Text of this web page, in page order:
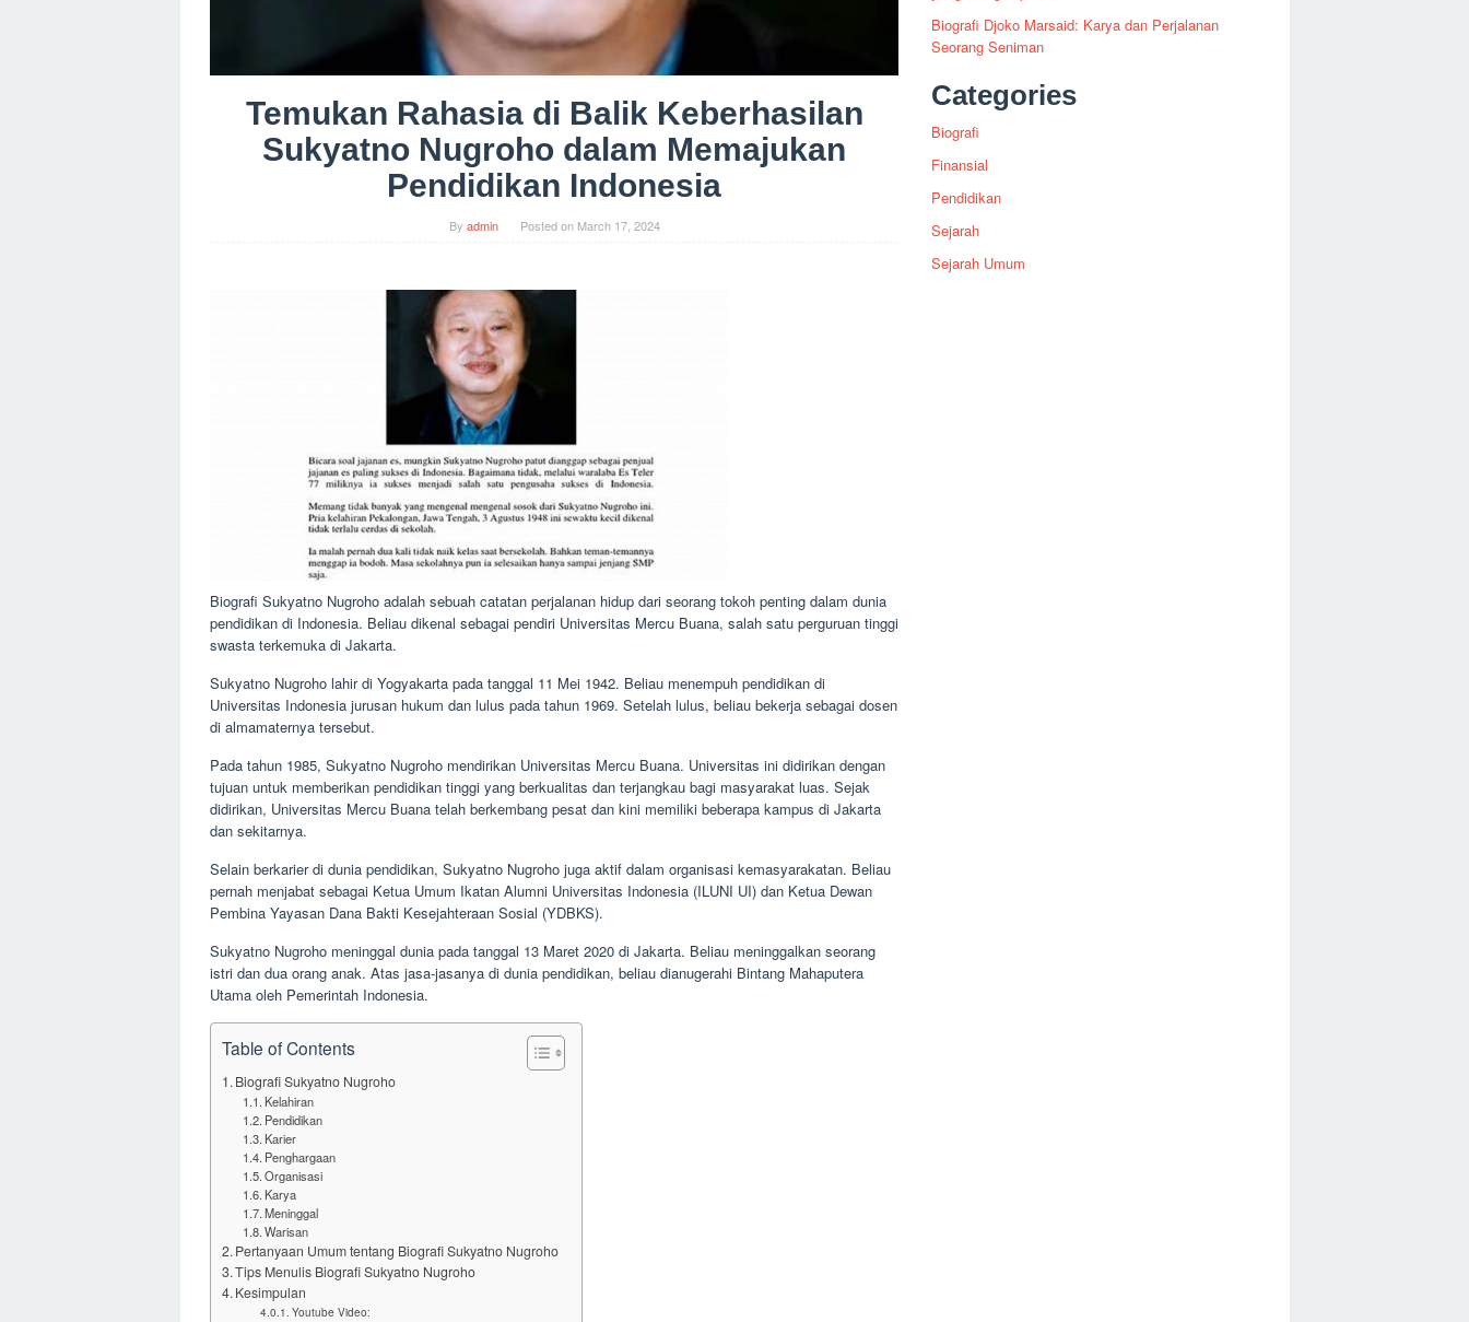
Temukan Rahasia di Balik Keberhasilan
Sukyatno Nugroho dalam Memajukan
Pendidikan Indonesia
By admin Posted on March 17, 2024
Biografi Sukyatno Nugroho adalah sebuah catatan perjalanan hidup dari seorang tokoh penting dalam dunia
pendidikan di Indonesia. Beliau dikenal sebagai pendiri Universitas Mercu Buana, salah satu perguruan tinggi
swasta terkemuka di Jakarta.
Sukyatno Nugroho lahir di Yogyakarta pada tanggal 11 Mei 1942. Beliau menempuh pendidikan di
Universitas Indonesia jurusan hukum dan lulus pada tahun 1969. Setelah lulus, beliau bekerja sebagai dosen
di almamaternya tersebut.
Pada tahun 1985, Sukyatno Nugroho mendirikan Universitas Mercu Buana. Universitas ini didirikan dengan
tujuan untuk memberikan pendidikan tinggi yang berkualitas dan terjangkau bagi masyarakat luas. Sejak
didirikan, Universitas Mercu Buana telah berkembang pesat dan kini memiliki beberapa kampus di Jakarta
dan sekitarnya.
Selain berkarier di dunia pendidikan, Sukyatno Nugroho juga aktif dalam organisasi kemasyarakatan. Beliau
pernah menjabat sebagai Ketua Umum Ikatan Alumni Universitas Indonesia (ILUNI UI) dan Ketua Dewan
Pembina Yayasan Dana Bakti Kesejahteraan Sosial (YDBKS).
Sukyatno Nugroho meninggal dunia pada tanggal 13 Maret 2020 di Jakarta. Beliau meninggalkan seorang
istri dan dua orang anak. Atas jasa-jasanya di dunia pendidikan, beliau dianugerahi Bintang Mahaputera
Utama oleh Pemerintah Indonesia.
Table of Contents
Biografi Sukyatno Nugroho
Kelahiran
Pendidikan
Karier
Penghargaan
Organisasi
Karya
Meninggal
Warisan
Pertanyaan Umum tentang Biografi Sukyatno Nugroho
Tips Menulis Biografi Sukyatno Nugroho
Kesimpulan
Youtube Video:
Biografi Djoko Marsaid: Karya dan Perjalanan
Seorang Seniman
Categories
Biografi
Finansial
Pendidikan
Sejarah
Sejarah Umum